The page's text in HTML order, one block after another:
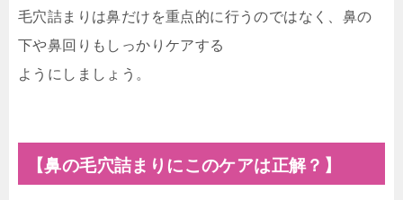
毛穴詰まりは鼻だけを重点的に行うのではなく、鼻の
下や鼻回りもしっかりケアする
ようにしましょう。
【鼻の毛穴詰まりにこのケアは正解？】